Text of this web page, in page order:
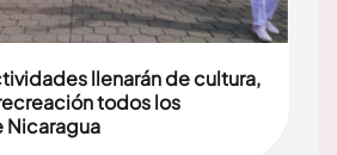
llenarán de cultura,
todos los
Nicaragua